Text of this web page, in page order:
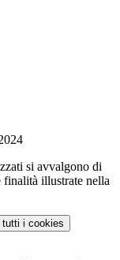
si avvalgono di
finalità illustrate nella
i cookies